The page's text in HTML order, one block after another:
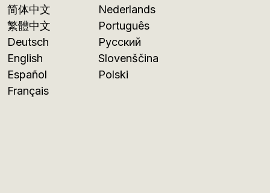
简体中文
繁體中文
Deutsch
English
Español
Français
Nederlands
Português
Русский
Slovenščina
Polski